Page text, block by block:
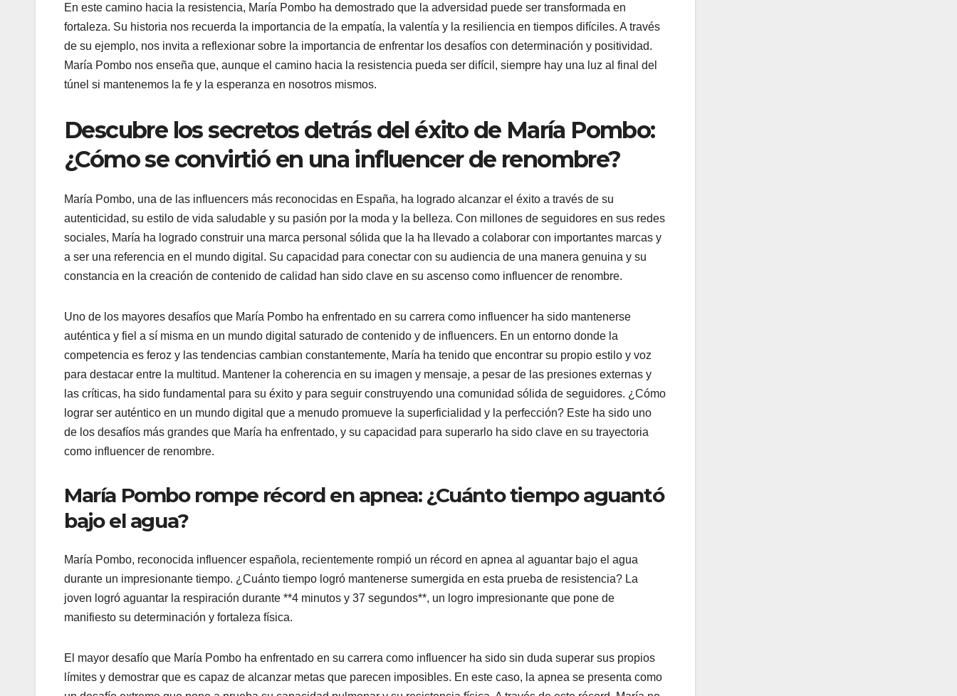
En este camino hacia la resistencia, María Pombo ha demostrado que la adversidad puede ser transformada en
fortaleza. Su historia nos recuerda la importancia de la empatía, la valentía y la resiliencia en tiempos difíciles. A través
de su ejemplo, nos invita a reflexionar sobre la importancia de enfrentar los desafíos con determinación y positividad.
María Pombo nos enseña que, aunque el camino hacia la resistencia pueda ser difícil, siempre hay una luz al final del
túnel si mantenemos la fe y la esperanza en nosotros mismos.
Descubre los secretos detrás del éxito de María Pombo:
¿Cómo se convirtió en una influencer de renombre?
María Pombo, una de las influencers más reconocidas en España, ha logrado alcanzar el éxito a través de su
autenticidad, su estilo de vida saludable y su pasión por la moda y la belleza. Con millones de seguidores en sus redes
sociales, María ha logrado construir una marca personal sólida que la ha llevado a colaborar con importantes marcas y
a ser una referencia en el mundo digital. Su capacidad para conectar con su audiencia de una manera genuina y su
constancia en la creación de contenido de calidad han sido clave en su ascenso como influencer de renombre.
Uno de los mayores desafíos que María Pombo ha enfrentado en su carrera como influencer ha sido mantenerse
auténtica y fiel a sí misma en un mundo digital saturado de contenido y de influencers. En un entorno donde la
competencia es feroz y las tendencias cambian constantemente, María ha tenido que encontrar su propio estilo y voz
para destacar entre la multitud. Mantener la coherencia en su imagen y mensaje, a pesar de las presiones externas y
las críticas, ha sido fundamental para su éxito y para seguir construyendo una comunidad sólida de seguidores. ¿Cómo
lograr ser auténtico en un mundo digital que a menudo promueve la superficialidad y la perfección? Este ha sido uno
de los desafíos más grandes que María ha enfrentado, y su capacidad para superarlo ha sido clave en su trayectoria
como influencer de renombre.
María Pombo rompe récord en apnea: ¿Cuánto tiempo aguantó
bajo el agua?
María Pombo, reconocida influencer española, recientemente rompió un récord en apnea al aguantar bajo el agua
durante un impresionante tiempo. ¿Cuánto tiempo logró mantenerse sumergida en esta prueba de resistencia? La
joven logró aguantar la respiración durante **4 minutos y 37 segundos**, un logro impresionante que pone de
manifiesto su determinación y fortaleza física.
El mayor desafío que María Pombo ha enfrentado en su carrera como influencer ha sido sin duda superar sus propios
límites y demostrar que es capaz de alcanzar metas que parecen imposibles. En este caso, la apnea se presenta como